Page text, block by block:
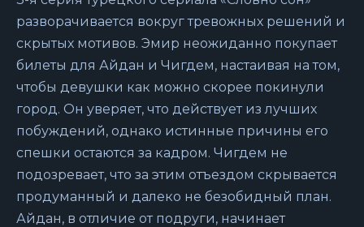
разворачивается вокруг тревожных решений и
скрытых мотивов. Эмир неожиданно покупает
билеты для Айдан и Чигдем, настаивая на том,
чтобы девушки как можно скорее покинули
город. Он уверяет, что действует из лучших
побуждений, однако истинные причины его
спешки остаются за кадром. Чигдем не
подозревает, что за этим отъездом скрывается
продуманный и далеко не безобидный план.
Айдан, в отличие от подруги, начинает